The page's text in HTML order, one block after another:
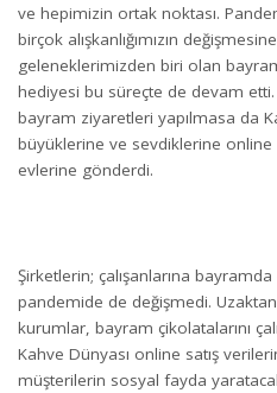
ve hepimizin ortak noktası.
birçok alışkanlığımızın
geleneklerimizden biri olan
hediyesi bu süreçte de devam
bayram ziyaretleri yapılmasa da
büyüklerine ve sevdiklerine online
evlerine gönderdi.
Şirketlerin; çalışanlarına
pandemide de değişmedi.
kurumlar, bayram çikolatalarını
Kahve Dünyası online satış
müşterilerin sosyal fayda